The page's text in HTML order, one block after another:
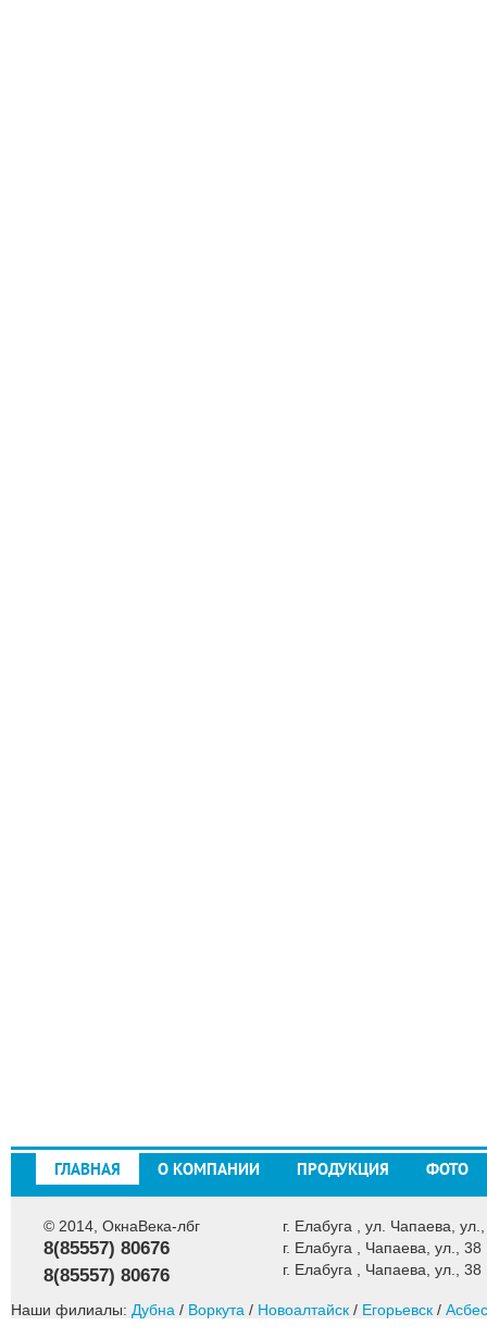
ГЛАВНАЯ О КОМПАНИИ ПРОДУКЦИЯ ФОТО
© 2014, ОкнаВека-лбг
8(85557) 80676
8(85557) 80676
г. Елабуга , ул. Чапаева,
г. Елабуга , Чапаева, ул., 38
г. Елабуга , Чапаева, ул., 38
Наши филиалы: Дубна / Воркута / Новоалтайск / Егорьевск /